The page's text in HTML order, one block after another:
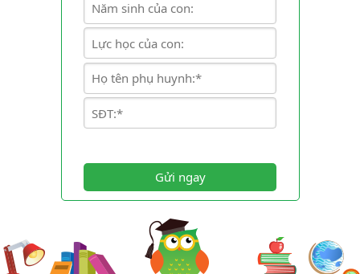
Gửi ngay